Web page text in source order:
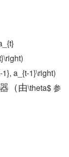
a_{t-1}\right)
器 （由\theta$ 参